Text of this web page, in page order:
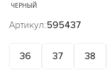
ЧЕРНЫЙ
Артикул:595437
36 37 38